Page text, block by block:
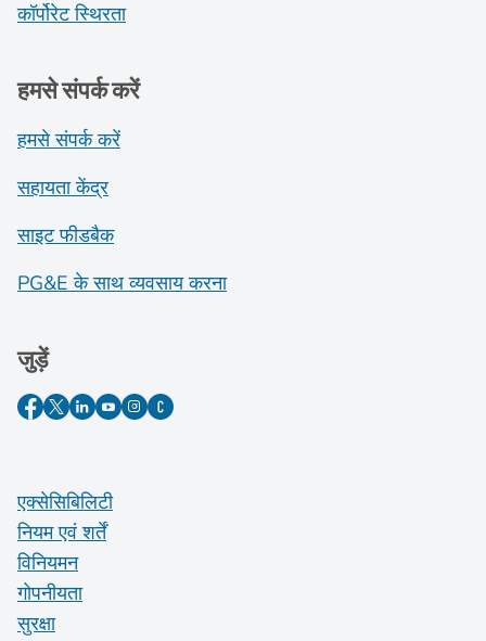
कॉर्पोरेट स्थिरता
हमसे संपर्क करें
हमसे संपर्क करें
सहायता केंद्र
साइट फीडबैक
PG&E के साथ व्यवसाय करना
जुड़ें
एक्सेसिबिलिटी
नियम एवं शर्तें
विनियमन
गोपनीयता
सुरक्षा